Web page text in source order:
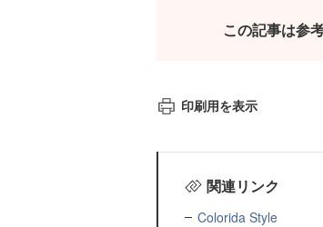
この記事は参
印刷用を表示
関連リンク
Colorida Style